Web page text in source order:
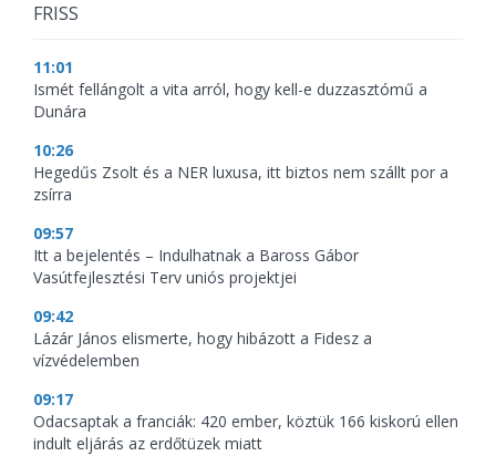
FRISS
11:01
Ismét fellángolt a vita arról, hogy kell-e duzzasztómű a
Dunára
10:26
Hegedűs Zsolt és a NER luxusa, itt biztos nem szállt por a
zsírra
09:57
Itt a bejelentés – Indulhatnak a Baross Gábor
Vasútfejlesztési Terv uniós projektjei
09:42
Lázár János elismerte, hogy hibázott a Fidesz a
vízvédelemben
09:17
Odacsaptak a franciák: 420 ember, köztük 166 kiskorú ellen
indult eljárás az erdőtüzek miatt